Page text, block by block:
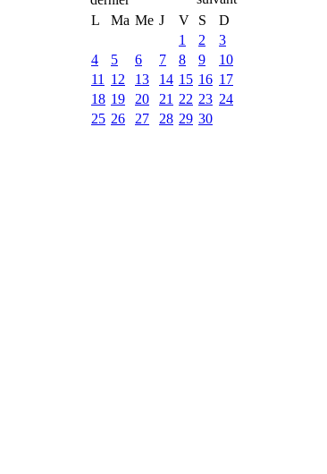
L
Ma Me J V S
D
1
2
3
4
5 6 7 8 9
10
11
12 13 14 15 16 17
18 19 20 21 22 23 24
25 26 27 28 29 30